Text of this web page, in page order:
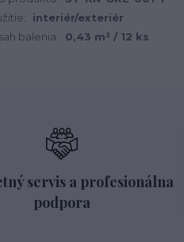
interiér/exteriér
balenia:
0,43 m² / 12 ks
servis a profesionálna
podpora